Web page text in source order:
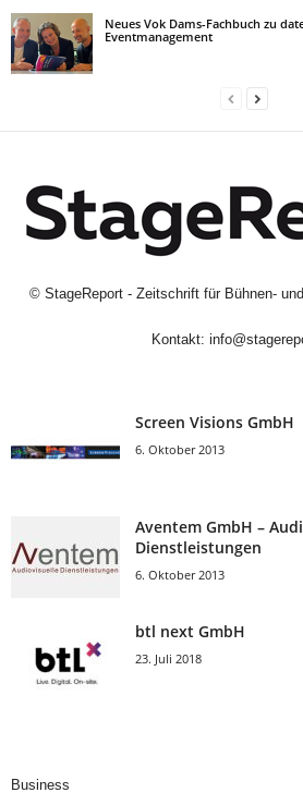
Neues Vok Dams-Fachbuch zu
Eventmanagement
© StageReport - Zeitschrift für Bühnen-
Kontakt:
Screen Visions GmbH
6. Oktober 2013
Aventem GmbH –
Dienstleistungen
6. Oktober 2013
btl next GmbH
23. Juli 2018
Business